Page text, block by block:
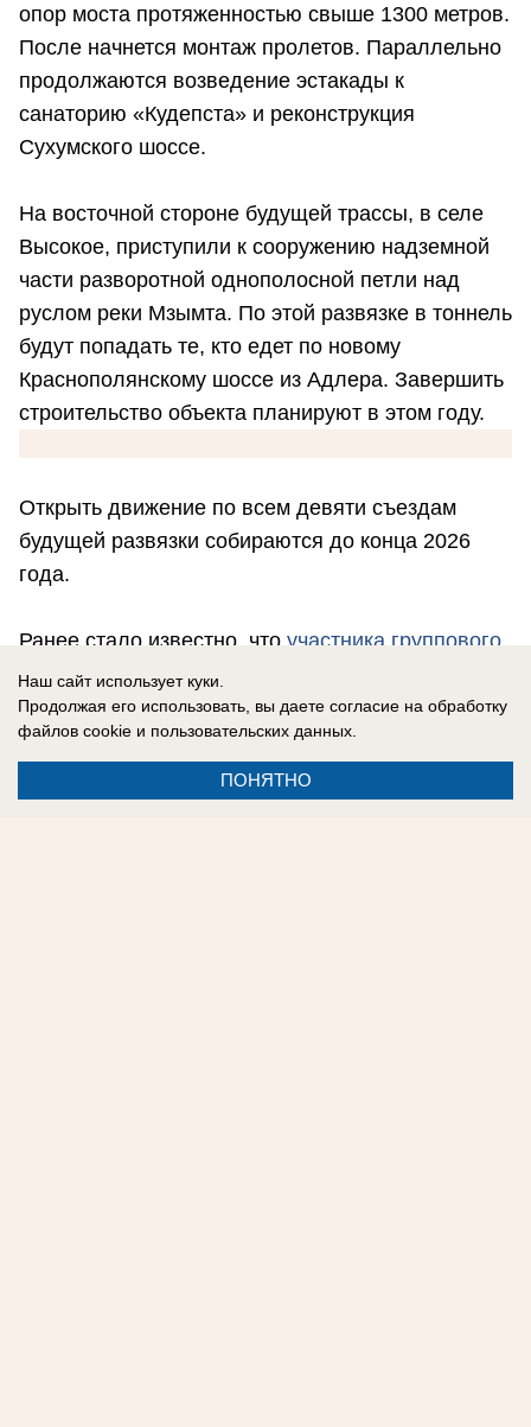
опор моста протяженностью свыше 1300 метров.
После начнется монтаж пролетов. Параллельно
продолжаются возведение эстакады к
санаторию «Кудепста» и реконструкция
Сухумского шоссе.
На восточной стороне будущей трассы, в селе
Высокое, приступили к сооружению надземной
части разворотной однополосной петли над
руслом реки Мзымта. По этой развязке в тоннель
будут попадать те, кто едет по новому
Краснополянскому шоссе из Адлера. Завершить
строительство объекта планируют в этом году.
Открыть движение по всем девяти съездам
будущей развязки собираются до конца 2026
года.
Ранее стало известно, что участника группового
секса на пляже в Сочи выдворили из России.
Наш сайт использует куки.
Продолжая его использовать, вы даете согласие на обработку
файлов cookie и пользовательских данных.
ПОНЯТНО